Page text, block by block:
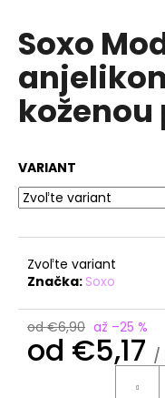
Soxo
VARIANT
Zvoľte variant
Značka: Soxo
od €6,90 až –25 %
od €5,17 /
j
s
ť
?
O
d
p
o